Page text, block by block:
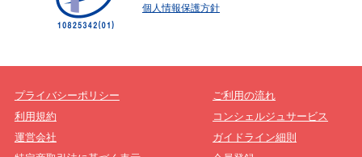
個人情報保護方針
プライバシーポリシー
利用規約
運営会社
ご利用の流れ
コンシェルジュサービス
ガイドライン細則